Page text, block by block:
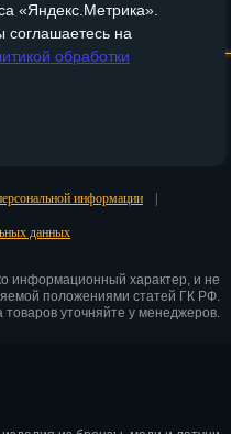
Пермь
Петрозаводск
Псков
Ростов-на-Дону
Рязань
Салехард
«Яндекс.Метрика».
соглашаетесь на
обработки
Бронзовые изделия
информации
данных
информационный характер, и не
положениями статей ГК РФ.
товаров уточняйте у менеджеров.